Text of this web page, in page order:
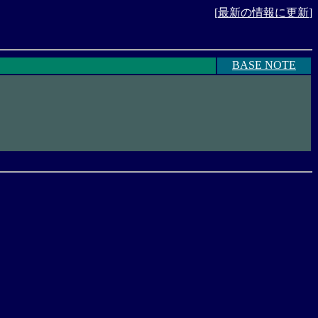
[最新の情報に更新]
BASE NOTE